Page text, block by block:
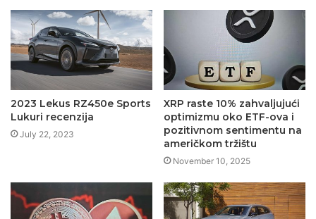
2023 Lekus RZ450e Sports
Lukuri recenzija
July 22, 2023
XRP raste 10% zahvaljujući
optimizmu oko ETF-ova i
pozitivnom sentimentu na
američkom tržištu
November 10, 2025